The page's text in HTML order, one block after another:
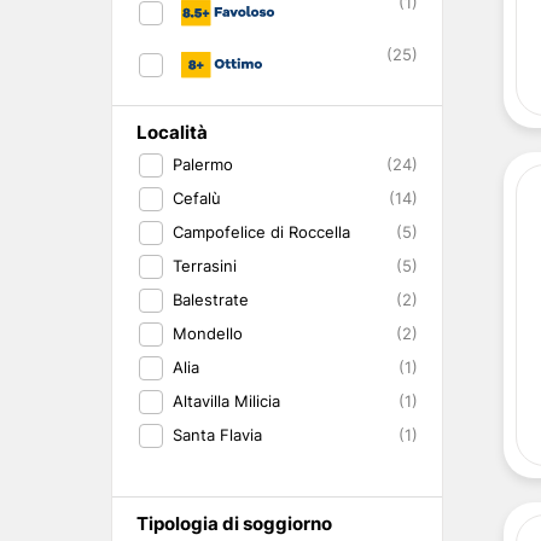
Valle d'Aosta
Friuli-Venezia Giulia
Marche
Malta
Isole del Golfo di Napoli
Pantelleria
Single
Under 30
Viaggio con Amici
Gourmet &
(25)
Località
Palermo
(24)
Cefalù
(14)
Campofelice di Roccella
(5)
Terrasini
(5)
Balestrate
(2)
Mondello
(2)
Alia
(1)
Altavilla Milicia
(1)
Santa Flavia
(1)
Tipologia di soggiorno